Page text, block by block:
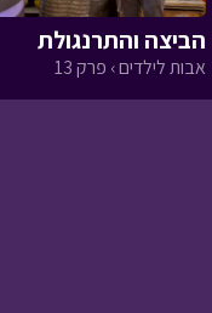
הביצה והתרנגולת
אבות לילדים › פרק 13